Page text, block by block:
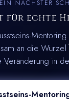
NÄCHSTER
für echte
an die
Veränderung in